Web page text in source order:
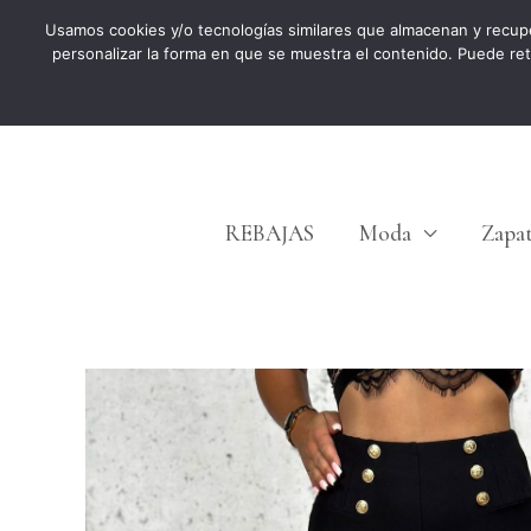
REBAJAS Moda
Usamos cookies y/o tecnologías similares que almacenan y
personalizar la forma en que se muestra el contenido. Puede